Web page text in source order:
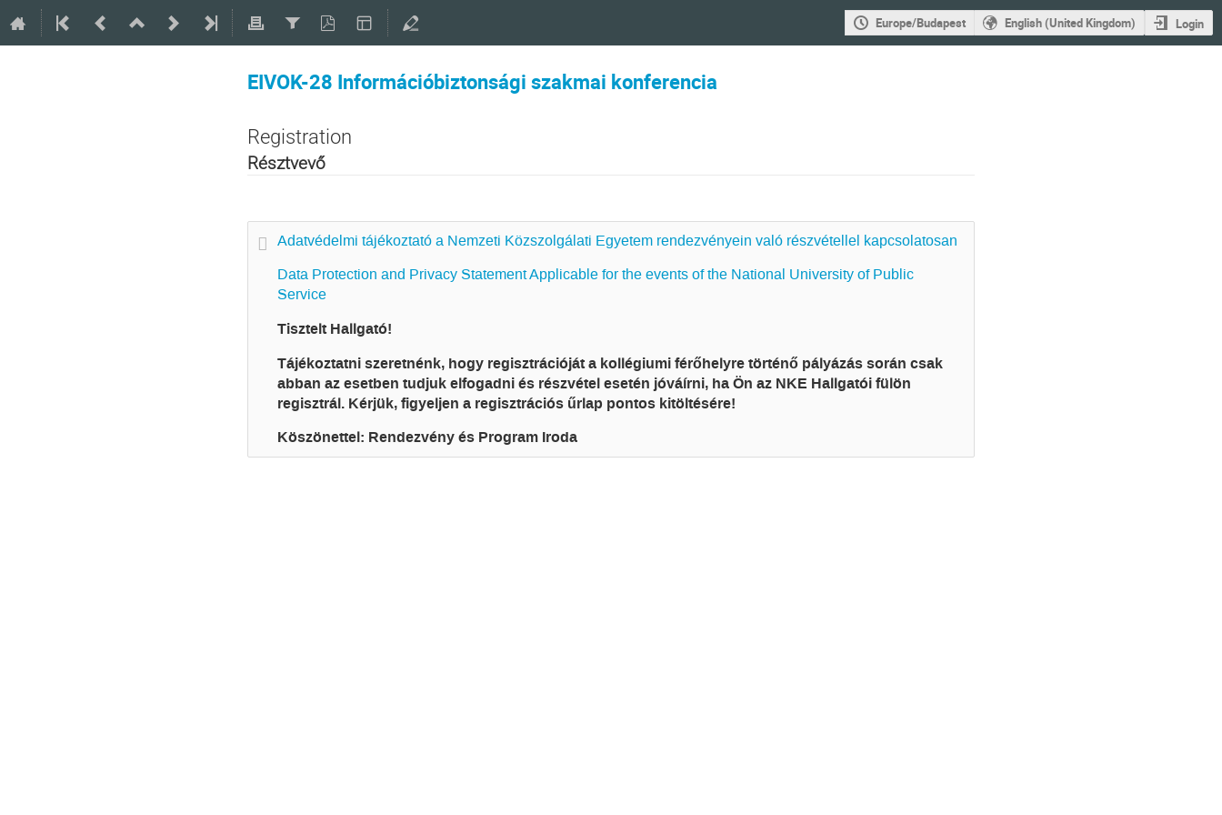
Europe/Budapest English (United Kingdom) Login
EIVOK-28 Információbiztonsági szakmai konferencia
Registration
Résztvevő
Adatvédelmi tájékoztató a Nemzeti Közszolgálati Egyetem rendezvényein való részvétellel kapcsolatosan
Data Protection and Privacy Statement Applicable for the events of the National University of Public
Service
Tisztelt Hallgató!
Tájékoztatni szeretnénk, hogy regisztrációját a kollégiumi férőhelyre történő pályázás során csak
abban az esetben tudjuk elfogadni és részvétel esetén jóváírni, ha Ön az NKE Hallgatói fülön
regisztrál. Kérjük, figyeljen a regisztrációs űrlap pontos kitöltésére!
Köszönettel: Rendezvény és Program Iroda